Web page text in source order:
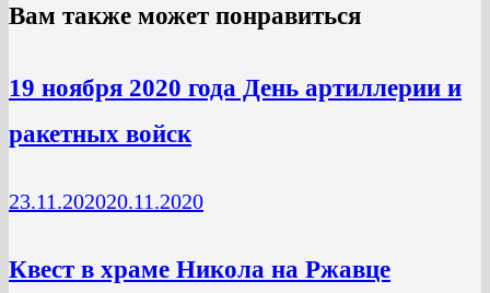
Вам также может понравиться
19 ноября 2020 года День артиллерии и
ракетных войск
23.11.202020.11.2020
Квест в храме Никола на Ржавце